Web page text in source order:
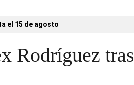
el 15 de agosto
Rodríguez tras